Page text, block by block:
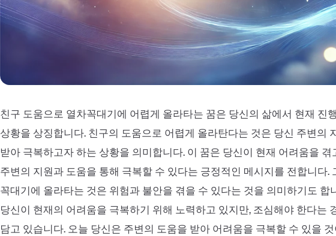
친구 도움으로 열차꼭대기에 어렵게 올라타는 꿈은 당신의 삶에서 현재 진
상황을 상징합니다. 친구의 도움으로 어렵게 올라탄다는 것은 당신 주변의
받아 극복하고자 하는 상황을 의미합니다. 이 꿈은 당신이 현재 어려움을 겪
주변의 지원과 도움을 통해 극복할 수 있다는 긍정적인 메시지를 전합니다.
꼭대기에 올라타는 것은 위험과 불안을 겪을 수 있다는 것을 의미하기도 합
당신이 현재의 어려움을 극복하기 위해 노력하고 있지만, 조심해야 한다는
담고 있습니다. 오늘 당신은 주변의 도움을 받아 어려움을 극복할 수 있을